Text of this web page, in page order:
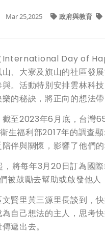
Mar 25,2025 政府與教育
International Day of
、大寮及旗山的社區發
。活動特別安排雲林科
的秘訣，將正向的想法帶
至2023年6月底，台灣
生福利部2017年的調查
伴與關懷，影響了他們的
，將每年3月20日訂為國
被鼓勵去幫助或啟發他人
賢里黃三源里長談到，
自己想法的主人，思考
遞出去。